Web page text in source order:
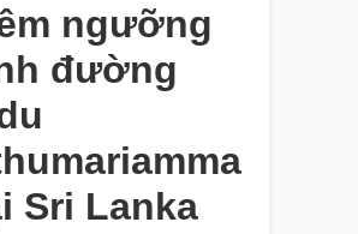
ngưỡng
đường
Sri Lanka